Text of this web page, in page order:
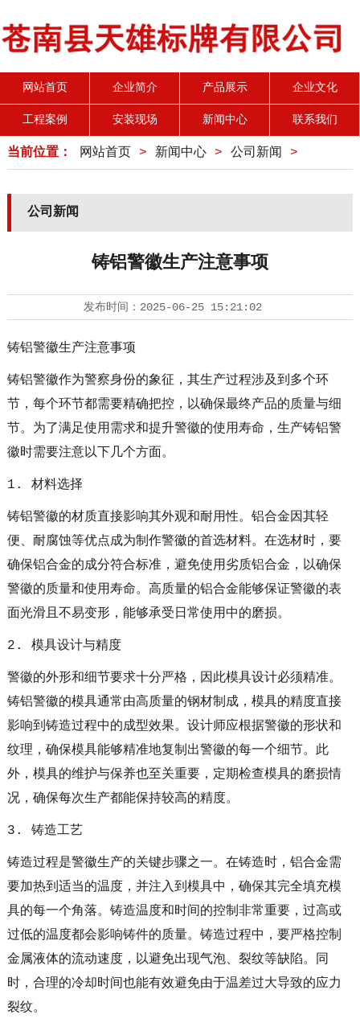
网站首页 企业简介 产品展示 企业文化
工程案例 安装现场 新闻中心 联系我们
当前位置： 网站首页 > 新闻中心> 公司新闻 >
公司新闻
铸铝警徽生产注意事项
发布时间： 2025-06-25 15:21:02
铸铝警徽生产注意事项
铸铝警徽作为警察身份的象征，其生产过程涉及到多个环
节，每个环节都需要精确把控，以确保最终产品的质量与细
节。为了满足使用需求和提升警徽的使用寿命，生产铸铝警
徽时需要注意以下几个方面。
1. 材料选择
铸铝警徽的材质直接影响其外观和耐用性。铝合金因其轻
便、耐腐蚀等优点成为制作警徽的首选材料。在选材时，要
确保铝合金的成分符合标准，避免使用劣质铝合金，以确保
警徽的质量和使用寿命。高质量的铝合金能够保证警徽的表
面光滑且不易变形，能够承受日常使用中的磨损。
2. 模具设计与精度
警徽的外形和细节要求十分严格，因此模具设计必须精准。
铸铝警徽的模具通常由高质量的钢材制成，模具的精度直接
影响到铸造过程中的成型效果。设计师应根据警徽的形状和
纹理，确保模具能够精准地复制出警徽的每一个细节。此
外，模具的维护与保养也至关重要，定期检查模具的磨损情
况，确保每次生产都能保持较高的精度。
3. 铸造工艺
铸造过程是警徽生产的关键步骤之一。在铸造时，铝合金需
要加热到适当的温度，并注入到模具中，确保其完全填充模
具的每一个角落。铸造温度和时间的控制非常重要，过高或
过低的温度都会影响铸件的质量。铸造过程中，要严格控制
金属液体的流动速度，以避免出现气泡、裂纹等缺陷。同
时，合理的冷却时间也能有效避免由于温差过大导致的应力
裂纹。